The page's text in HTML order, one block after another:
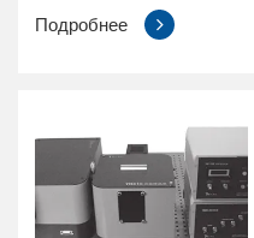
Подробнее